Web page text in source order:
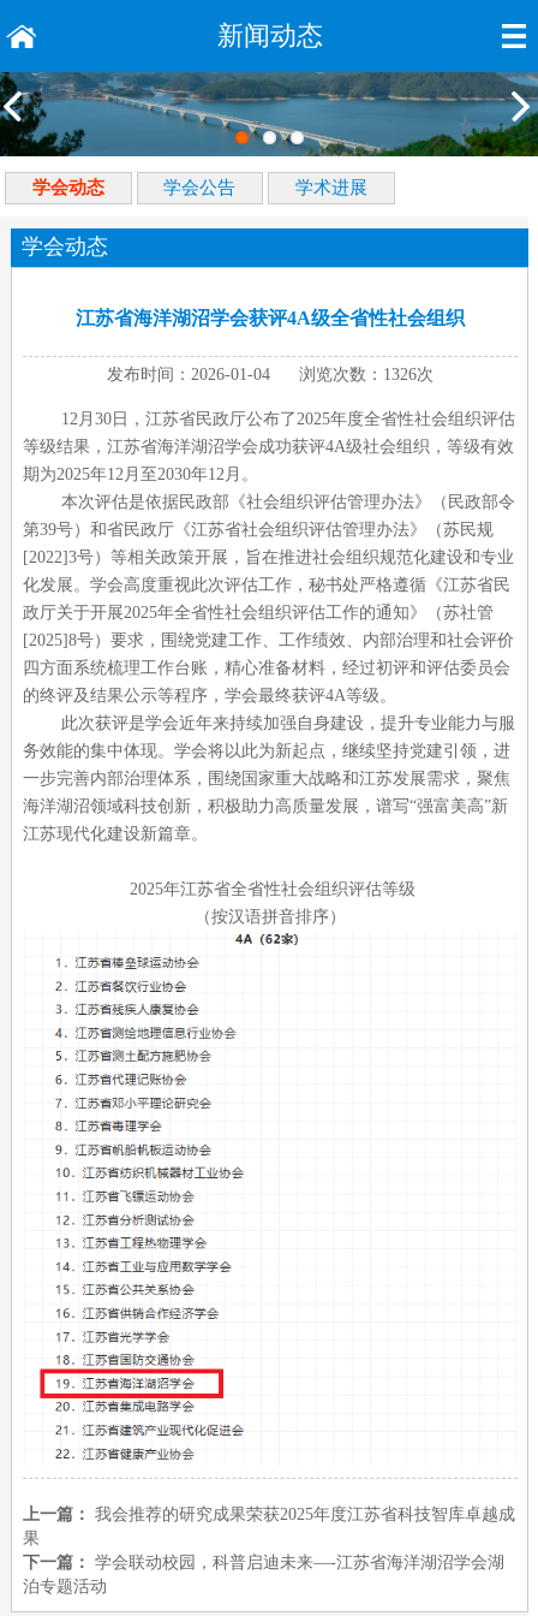
新闻动态
学会动态 学会公告 学术进展
学会动态
江苏省海洋湖沼学会获评4A级全省性社会组织
发布时间：2026-01-04 浏览次数：1326次
12月30日，江苏省民政厅公布了2025年度全省性社会组织评估
等级结果，江苏省海洋湖沼学会成功获评4A级社会组织，等级有效
期为2025年12月至2030年12月。
本次评估是依据民政部《社会组织评估管理办法》（民政部令
第39号）和省民政厅《江苏省社会组织评估管理办法》（苏民规
[2022]3号）等相关政策开展，旨在推进社会组织规范化建设和专业
化发展。学会高度重视此次评估工作，秘书处严格遵循《江苏省民
政厅关于开展2025年全省性社会组织评估工作的通知》（苏社管
[2025]8号）要求，围绕党建工作、工作绩效、内部治理和社会评价
四方面系统梳理工作台账，精心准备材料，经过初评和评估委员会
的终评及结果公示等程序，学会最终获评4A等级。
此次获评是学会近年来持续加强自身建设，提升专业能力与服
务效能的集中体现。学会将以此为新起点，继续坚持党建引领，进
一步完善内部治理体系，围绕国家重大战略和江苏发展需求，聚焦
海洋湖沼领域科技创新，积极助力高质量发展，谱写“强富美高”新
江苏现代化建设新篇章。
2025年江苏省全省性社会组织评估等级
（按汉语拼音排序）
上一篇： 我会推荐的研究成果荣获2025年度江苏省科技智库卓越成
果
下一篇： 学会联动校园，科普启迪未来—-江苏省海洋湖沼学会湖
泊专题活动